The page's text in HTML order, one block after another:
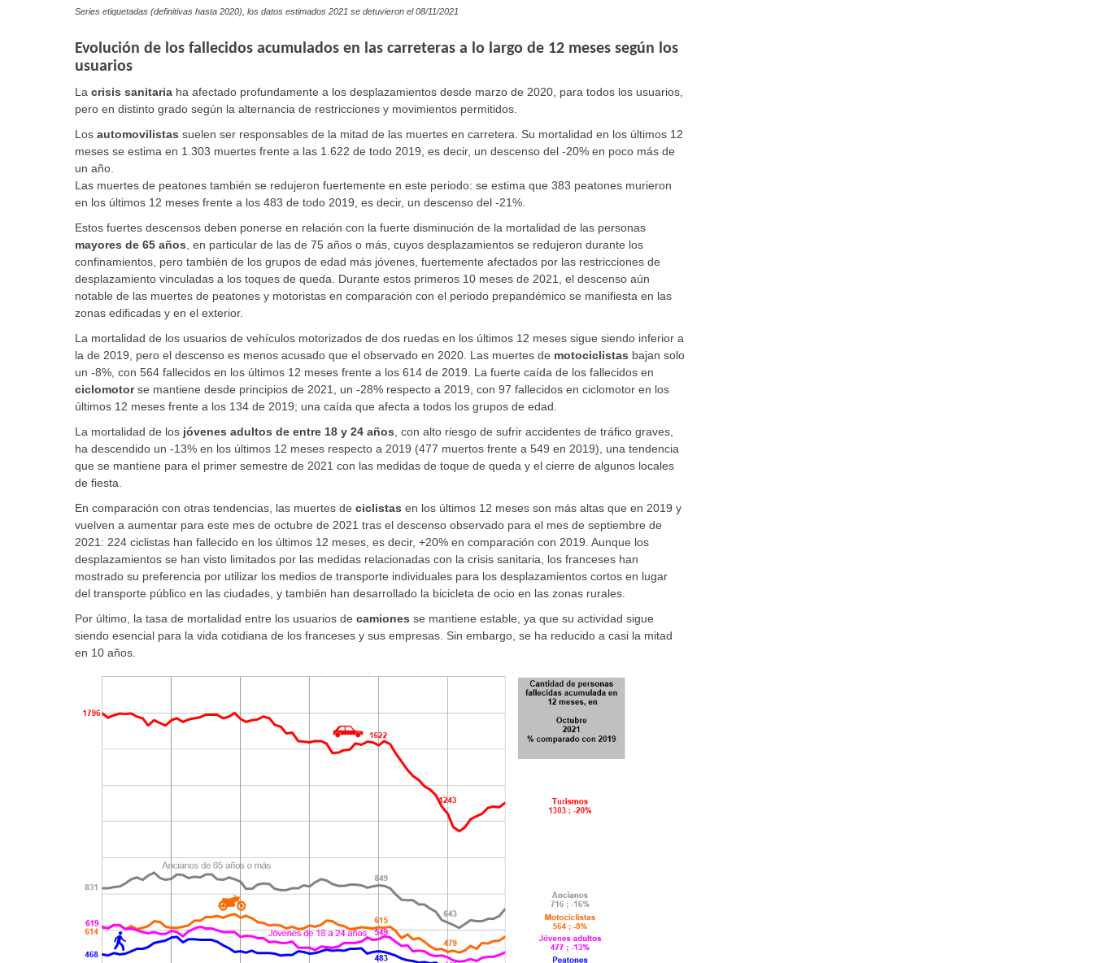
Series etiquetadas (definitivas hasta 2020), los datos estimados 2021 se detuvieron el 08/11/2021
Evolución de los fallecidos acumulados en las carreteras a lo largo de 12 meses según los
usuarios
La crisis sanitaria ha afectado profundamente a los desplazamientos desde marzo de 2020, para todos los usuarios,
pero en distinto grado según la alternancia de restricciones y movimientos permitidos.
Los automovilistas suelen ser responsables de la mitad de las muertes en carretera. Su mortalidad en los últimos 12
meses se estima en 1.303 muertes frente a las 1.622 de todo 2019, es decir, un descenso del -20% en poco más de
un año.
Las muertes de peatones también se redujeron fuertemente en este periodo: se estima que 383 peatones murieron
en los últimos 12 meses frente a los 483 de todo 2019, es decir, un descenso del -21%.
Estos fuertes descensos deben ponerse en relación con la fuerte disminución de la mortalidad de las personas
mayores de 65 años , en particular de las de 75 años o más, cuyos desplazamientos se redujeron durante los
confinamientos, pero también de los grupos de edad más jóvenes, fuertemente afectados por las restricciones de
desplazamiento vinculadas a los toques de queda. Durante estos primeros 10 meses de 2021, el descenso aún
notable de las muertes de peatones y motoristas en comparación con el periodo prepandémico se manifiesta en las
zonas edificadas y en el exterior.
La mortalidad de los usuarios de vehículos motorizados de dos ruedas en los últimos 12 meses sigue siendo inferior a
la de 2019, pero el descenso es menos acusado que el observado en 2020. Las muertes de motociclistas bajan solo
un -8%, con 564 fallecidos en los últimos 12 meses frente a los 614 de 2019. La fuerte caída de los fallecidos en
ciclomotorse mantiene desde principios de 2021, un -28% respecto a 2019, con 97 fallecidos en ciclomotor en los
últimos 12 meses frente a los 134 de 2019; una caída que afecta a todos los grupos de edad.
La mortalidad de los jóvenes adultos de entre 18 y 24 años , con alto riesgo de sufrir accidentes de tráfico graves,
ha descendido un -13% en los últimos 12 meses respecto a 2019 (477 muertos frente a 549 en 2019), una tendencia
que se mantiene para el primer semestre de 2021 con las medidas de toque de queda y el cierre de algunos locales
de fiesta.
En comparación con otras tendencias, las muertes de ciclistas en los últimos 12 meses son más altas que en 2019 y
vuelven a aumentar para este mes de octubre de 2021 tras el descenso observado para el mes de septiembre de
2021: 224 ciclistas han fallecido en los últimos 12 meses, es decir, +20% en comparación con 2019. Aunque los
desplazamientos se han visto limitados por las medidas relacionadas con la crisis sanitaria, los franceses han
mostrado su preferencia por utilizar los medios de transporte individuales para los desplazamientos cortos en lugar
del transporte público en las ciudades, y también han desarrollado la bicicleta de ocio en las zonas rurales.
Por último, la tasa de mortalidad entre los usuarios de camiones se mantiene estable, ya que su actividad sigue
siendo esencial para la vida cotidiana de los franceses y sus empresas. Sin embargo, se ha reducido a casi la mitad
en 10 años.